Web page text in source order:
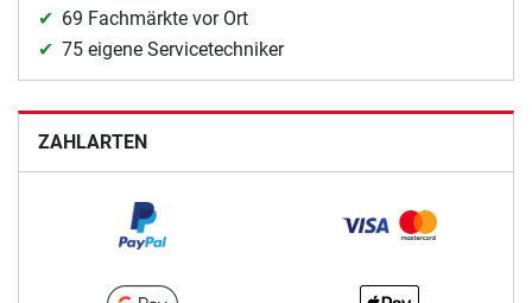
69 Fachmärkte vor Ort
75 eigene Servicetechniker
ZAHLARTEN